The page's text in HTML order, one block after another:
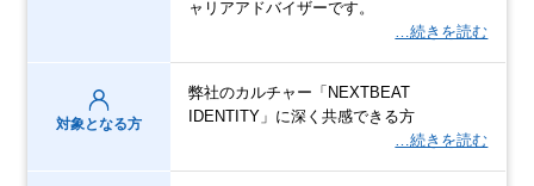
ャリアアドバイザーです。
…続きを読む
対象となる方
弊社のカルチャー「NEXTBEAT
IDENTITY」に深く共感できる方
…続きを読む